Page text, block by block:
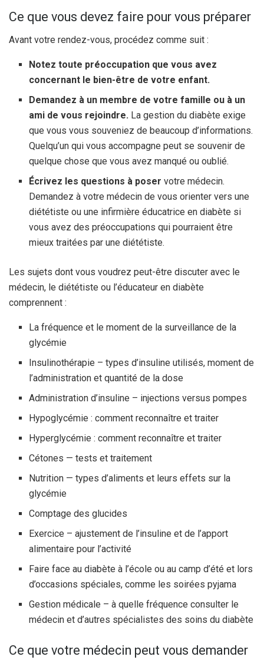
Ce que vous devez faire pour vous préparer
Avant votre rendez-vous, procédez comme suit :
Notez toute préoccupation que vous avez
concernant le bien-être de votre enfant.
Demandez à un membre de votre famille ou à un
ami de vous rejoindre. La gestion du diabète exige
que vous vous souveniez de beaucoup d’informations.
Quelqu’un qui vous accompagne peut se souvenir de
quelque chose que vous avez manqué ou oublié.
Écrivez les questions à poser votre médecin.
Demandez à votre médecin de vous orienter vers une
diététiste ou une infirmière éducatrice en diabète si
vous avez des préoccupations qui pourraient être
mieux traitées par une diététiste.
Les sujets dont vous voudrez peut-être discuter avec le
médecin, le diététiste ou l’éducateur en diabète
comprennent :
La fréquence et le moment de la surveillance de la
glycémie
Insulinothérapie – types d’insuline utilisés, moment de
l’administration et quantité de la dose
Administration d’insuline – injections versus pompes
Hypoglycémie : comment reconnaître et traiter
Hyperglycémie : comment reconnaître et traiter
Cétones — tests et traitement
Nutrition — types d’aliments et leurs effets sur la
glycémie
Comptage des glucides
Exercice – ajustement de l’insuline et de l’apport
alimentaire pour l’activité
Faire face au diabète à l’école ou au camp d’été et lors
d’occasions spéciales, comme les soirées pyjama
Gestion médicale – à quelle fréquence consulter le
médecin et d’autres spécialistes des soins du diabète
Ce que votre médecin peut vous demander